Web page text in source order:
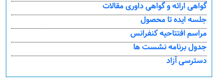
گواهی ارائه و گواهی داوری مقالات
جلسه ایده تا محصول
مراسم افتتاحیه کنفرانس
جدول برنامه نشست ها
دسترسی آزاد